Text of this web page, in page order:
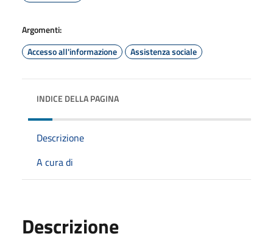
Argomenti:
Accesso all'informazione
Assistenza sociale
INDICE DELLA PAGINA
Descrizione
A cura di
Descrizione